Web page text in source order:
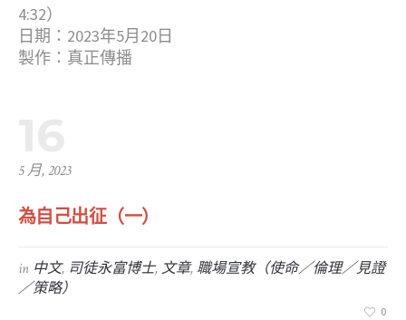
4:32）
日期：2023年5月20日
製作：真正傳播
5 月, 2023
為自己出征（一）
in 中文, 司徒永富博士,文章, 職場宣教（使命／倫理／見證
／策略）
0